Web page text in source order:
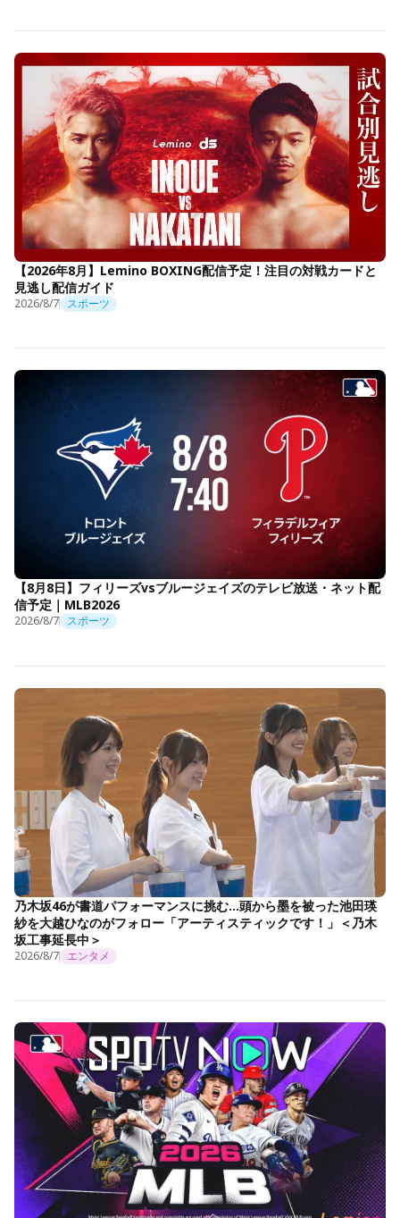
【2026年8月】Lemino BOXING配信予定！注目の対戦カードと
見逃し配信ガイド
2026/8/7 スポーツ
【8月8日】フィリーズvsブルージェイズのテレビ放送・ネット配
信予定｜MLB2026
2026/8/7 スポーツ
乃木坂46が書道パフォーマンスに挑む…頭から墨を被った池田瑛
紗を大越ひなのがフォロー「アーティスティックです！」＜乃木
坂工事延長中＞
2026/8/7 エンタメ